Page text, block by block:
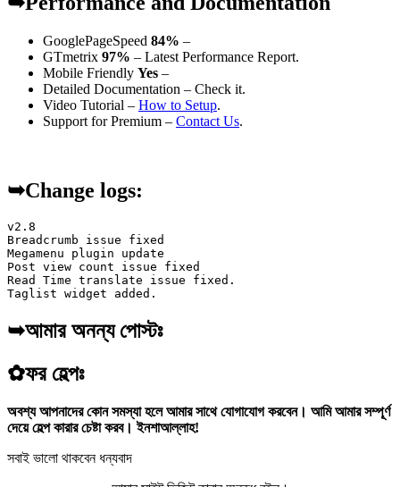
GooglePageSpeed 84% –
GTmetrix 97% – Latest Performance Report.
Mobile Friendly Yes –
Detailed Documentation – Check it.
Video Tutorial – How to Setup.
Support for Premium – Contact Us.
➥Change logs:
v2.8
Breadcrumb issue fixed
Megamenu plugin update
Post view count issue fixed
Read Time translate issue fixed.
➥আমার অনন্য পোস্টঃ
✿ফর হেল্পঃ
অবশ্য আপনাদের কোন সমস্যা হলে আমার সাথে যোগাযোগ করবেন। আমি আমার সম্পূর্ণ
দেয়ে হেল্প কারার চেষ্টা করব। ইনশাআল্লাহ!
সবাই ভালো থাকবেন ধন্যবাদ